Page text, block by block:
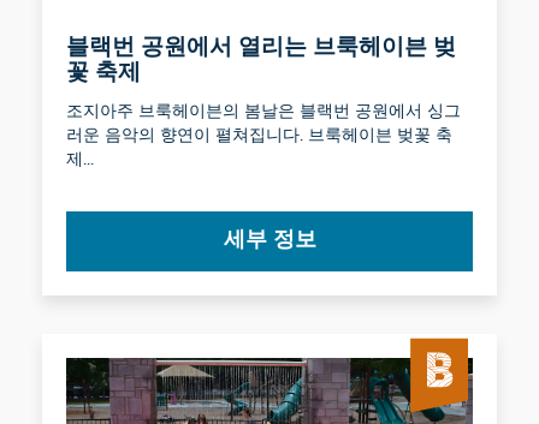
블랙번 공원에서 열리는 브룩헤이븐 벚
꽃 축제
조지아주 브룩헤이븐의 봄날은 블랙번 공원에서 싱그
러운 음악의 향연이 펼쳐집니다. 브룩헤이븐 벚꽃 축
제...
세부 정보